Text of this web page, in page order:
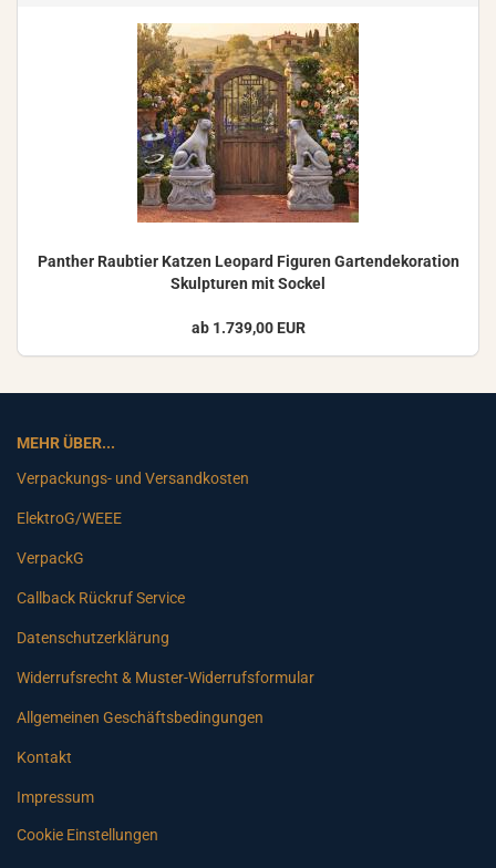
Pan­ther Raub­tier Kat­zen Leo­pard Fi­gu­ren Gar­ten­de­ko­ra­ti­on
Skulp­tu­ren mit So­ckel
ab 1.739,00 EUR
MEHR ÜBER...
Verpackungs- und Versandkosten
ElektroG/WEEE
VerpackG
Callback Rückruf Service
Datenschutzerklärung
Widerrufsrecht & Muster-Widerrufsformular
Allgemeinen Geschäftsbedingungen
Kontakt
Impressum
Cookie Einstellungen